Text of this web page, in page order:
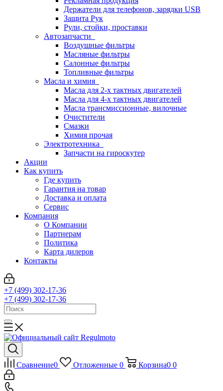
Держатели для телефонов, зарядки USB
Защита Рук
Рули, стойки, проставки
Автозапчасти
Воздушные фильтры
Масляные фильтры
Салонные фильтры
Топливные фильтры
Масла и химия
Масла для 2-х тактных двигателей
Масла для 4-х тактных двигателей
Масла трансмиссионные, вилочные
Очистители
Смазки
Химия прочая
Электротехника
Запчасти на гироскутер
Акции
Как купить
Где купить
Гарантия на товар
Доставка и оплата
Сервис
Компания
О Компании
Партнерам
Политика
Карта дилеров
Контакты
+7 (499) 302-17-36
+7 (499) 302-17-36
Сравнение0 Отложенные 0 Корзина0 0